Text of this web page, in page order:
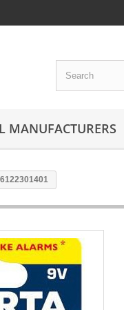
MANUFACTURERS